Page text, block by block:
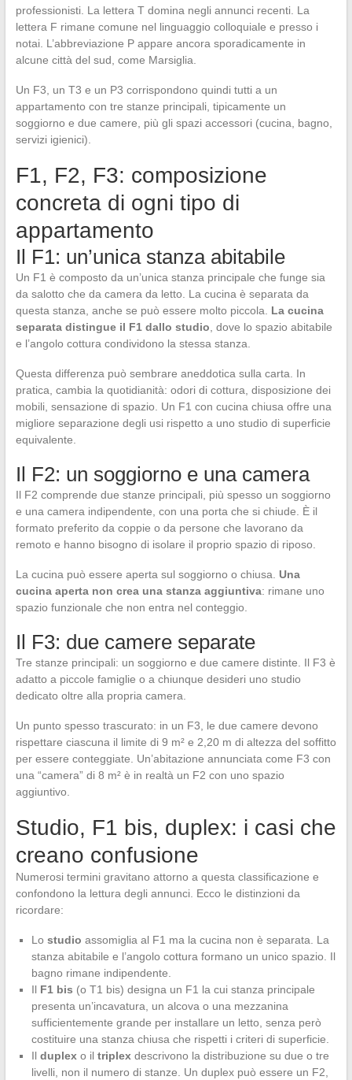
professionisti. La lettera T domina negli annunci recenti. La
lettera F rimane comune nel linguaggio colloquiale e presso i
notai. L’abbreviazione P appare ancora sporadicamente in
alcune città del sud, come Marsiglia.
Un F3, un T3 e un P3 corrispondono quindi tutti a un
appartamento con tre stanze principali, tipicamente un
soggiorno e due camere, più gli spazi accessori (cucina, bagno,
servizi igienici).
F1, F2, F3: composizione
concreta di ogni tipo di
appartamento
Il F1: un’unica stanza abitabile
Un F1 è composto da un’unica stanza principale che funge sia
da salotto che da camera da letto. La cucina è separata da
questa stanza, anche se può essere molto piccola. La cucina
separata distingue il F1 dallo studio, dove lo spazio abitabile
e l’angolo cottura condividono la stessa stanza.
Questa differenza può sembrare aneddotica sulla carta. In
pratica, cambia la quotidianità: odori di cottura, disposizione dei
mobili, sensazione di spazio. Un F1 con cucina chiusa offre una
migliore separazione degli usi rispetto a uno studio di superficie
equivalente.
Il F2: un soggiorno e una camera
Il F2 comprende due stanze principali, più spesso un soggiorno
e una camera indipendente, con una porta che si chiude. È il
formato preferito da coppie o da persone che lavorano da
remoto e hanno bisogno di isolare il proprio spazio di riposo.
La cucina può essere aperta sul soggiorno o chiusa. Una
cucina aperta non crea una stanza aggiuntiva: rimane uno
spazio funzionale che non entra nel conteggio.
Il F3: due camere separate
Tre stanze principali: un soggiorno e due camere distinte. Il F3 è
adatto a piccole famiglie o a chiunque desideri uno studio
dedicato oltre alla propria camera.
Un punto spesso trascurato: in un F3, le due camere devono
rispettare ciascuna il limite di 9 m² e 2,20 m di altezza del soffitto
per essere conteggiate. Un’abitazione annunciata come F3 con
una “camera” di 8 m² è in realtà un F2 con uno spazio
aggiuntivo.
Studio, F1 bis, duplex: i casi che
creano confusione
Numerosi termini gravitano attorno a questa classificazione e
confondono la lettura degli annunci. Ecco le distinzioni da
ricordare:
Lo studio assomiglia al F1 ma la cucina non è separata. La
stanza abitabile e l’angolo cottura formano un unico spazio. Il
bagno rimane indipendente.
Il F1 bis (o T1 bis) designa un F1 la cui stanza principale
presenta un’incavatura, un alcova o una mezzanina
sufficientemente grande per installare un letto, senza però
costituire una stanza chiusa che rispetti i criteri di superficie.
Il duplexo il triplexdescrivono la distribuzione su due o tre
livelli, non il numero di stanze. Un duplex può essere un F2,